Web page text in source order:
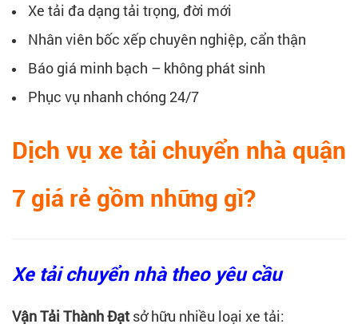
Xe tải đa dạng tải trọng, đời mới
Nhân viên bốc xếp chuyên nghiệp, cẩn thận
Báo giá minh bạch – không phát sinh
Phục vụ nhanh chóng 24/7
Dịch vụ xe tải chuyển nhà quận
7 giá rẻ gồm những gì?
Xe tải chuyển nhà theo yêu cầu
Vận Tải Thành Đạt sở hữu nhiều loại xe tải: